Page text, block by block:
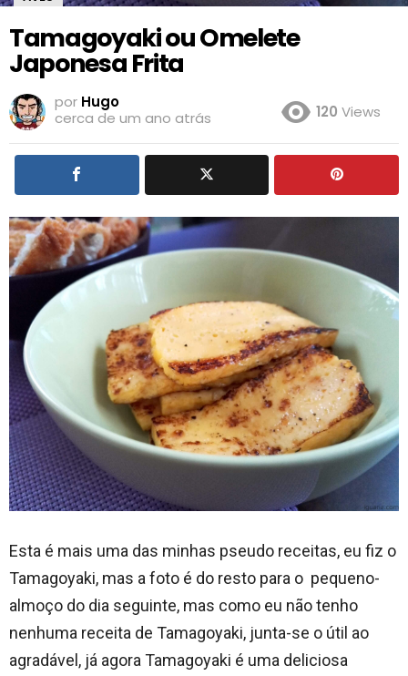
Tamagoyaki ou Omelete
Japonesa Frita
por Hugo
cerca de um ano atrás
120 Views
Esta é mais uma das minhas pseudo receitas, eu fiz o
Tamagoyaki, mas a foto é do resto para o pequeno-
almoço do dia seguinte, mas como eu não tenho
nenhuma receita de Tamagoyaki, junta-se o útil ao
agradável, já agora Tamagoyaki é uma deliciosa